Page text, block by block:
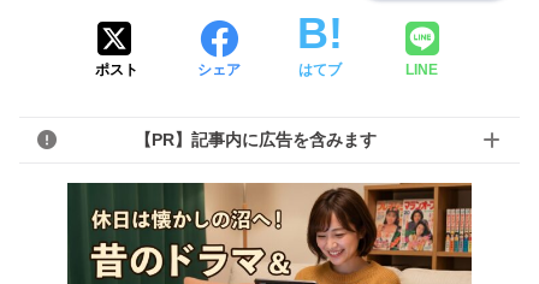
ポスト シェア はてブ LINE
【PR】記事内に広告を含みます